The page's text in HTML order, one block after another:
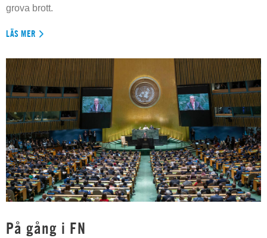
grova brott.
LÄS MER
På gång i FN